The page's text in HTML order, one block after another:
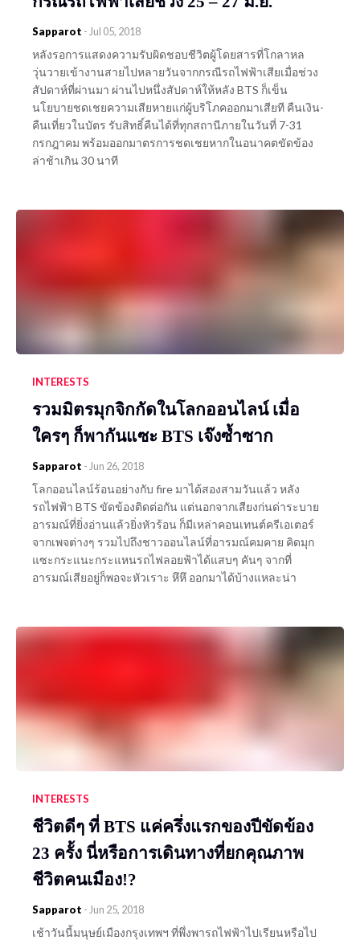
Sapparot - Jul 05, 2018
หลังรอการแสดงความรับผิดชอบชีวิตผู้โดยสารที่โกลาหล
วุ่นวายเข้างานสายไปหลายวันจากกรณีรถไฟฟ้าเสียเมื่อช่วง
สัปดาห์ที่ผ่านมา ผ่านไปหนึ่งสัปดาห์ให้หลัง BTS ก็เข็น
นโยบายชดเชยความเสียหายแก่ผู้บริโภคออกมาเสียที คืนเงิน-
คืนเที่ยวในบัตร รับสิทธิ์คืนได้ที่ทุกสถานีภายในวันที่ 7-31
กรกฎาคม พร้อมออกมาตรการชดเชยหากในอนาคตขัดข้อง
ล่าช้าเกิน 30 นาที
INTERESTS
รวมมิตรมุกจิกกัดในโลกออนไลน์ เมื่อ
ใครๆ ก็พากันแซะ BTS เจ๊งซ้ำซาก
Sapparot - Jun 26, 2018
โลกออนไลน์ร้อนอย่างกับ fire มาได้สองสามวันแล้ว หลัง
รถไฟฟ้า BTS ขัดข้องติดต่อกัน แต่นอกจากเสียงก่นด่าระบาย
อารมณ์ที่ยิ่งอ่านแล้วยิ่งหัวร้อน ก็มีเหล่าคอนเทนต์ครีเอเตอร์
จากเพจต่างๆ รวมไปถึงชาวออนไลน์ที่อารมณ์คมคาย คิดมุก
แซะกระแนะกระแหนรถไฟลอยฟ้าได้แสบๆ คันๆ จากที่
อารมณ์เสียอยู่ก็พอจะหัวเราะ หึหึ ออกมาได้บ้างแหละน่า
INTERESTS
ชีวิตดีๆ ที่ BTS แค่ครึ่งแรกของปีขัดข้อง
23 ครั้ง นี่หรือการเดินทางที่ยกคุณภาพ
ชีวิตคนเมือง!?
Sapparot - Jun 25, 2018
เช้าวันนี้มนุษย์เมืองกรุงเทพฯ ที่พึ่งพารถไฟฟ้าไปเรียนหรือไป